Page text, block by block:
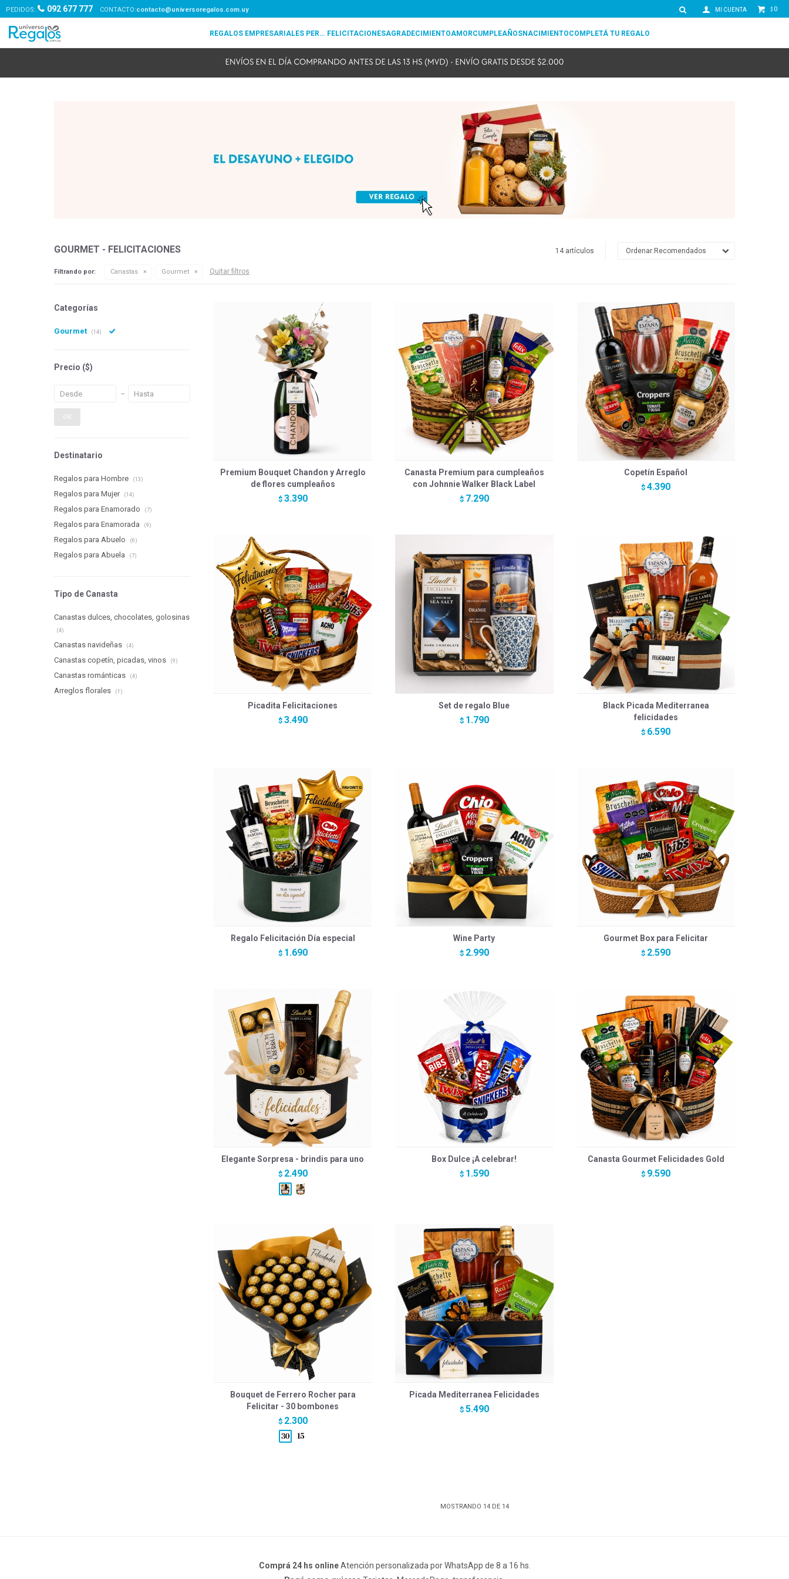
REGALOS EMPRESARIALES PERSONALIZADOS FELICITACIONESAGRADECIMIENTOAMORCUMPLEAÑOSNACIMIENTOCOMPLETÁ TU REGALO
$ 0
PEDIDOS: 092 677 777 contacto@universoregalos.com.uy
GOURMET - FELICITACIONES 14 artículos Recomendados
Filtrando por: Canastas Gourmet Quitar filtros
Premium Bouquet Chandon y Arreglo
de flores cumpleaños
$ 3.390
Canasta Premium para cumpleaños
con Johnnie Walker Black Label
$ 7.290
Copetín Español
$ 4.390
Picadita Felicitaciones
$ 3.490
Set de regalo Blue
$ 1.790
Black Picada Mediterranea
felicidades
$ 6.590
Regalo Felicitación Día especial
$ 1.690
Wine Party
$ 2.990
Gourmet Box para Felicitar
$ 2.590
Elegante Sorpresa - brindis para uno
$ 2.490
Box Dulce ¡A celebrar!
$ 1.590
Canasta Gourmet Felicidades Gold
$ 9.590
Bouquet de Ferrero Rocher para
Felicitar - 30 bombones
$ 2.300
Picada Mediterranea Felicidades
$ 5.490
MOSTRANDO 14DE 14
Categorías
Gourmet (14)
Precio ($)
OK
Destinatario
Regalos para Hombre (13)
Regalos para Mujer (14)
Regalos para Enamorado (7)
Regalos para Enamorada (9)
Regalos para Abuelo (6)
Regalos para Abuela (7)
Tipo de Canasta
Canastas dulces, chocolates, golosinas
(4)
Canastas navideñas (4)
Canastas copetín, picadas, vinos (9)
Canastas románticas (4)
Arreglos florales (1)
Comprá 24 hs onlineAtención personalizada por WhatsApp de 8 a 16 hs.